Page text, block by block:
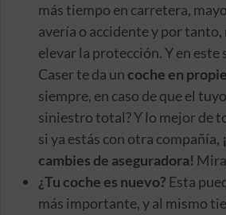
más tiempo en carretera,
avería o accidente y por tanto,
elevar la protección. Y en este
Caser te da un coche en
siempre, en caso de que el
siniestro total? Y lo mejor de
si ya estás con otra compañía,
cambies de aseguradora!
¿Tu coche es nuevo? Esta
más importante, y al mismo